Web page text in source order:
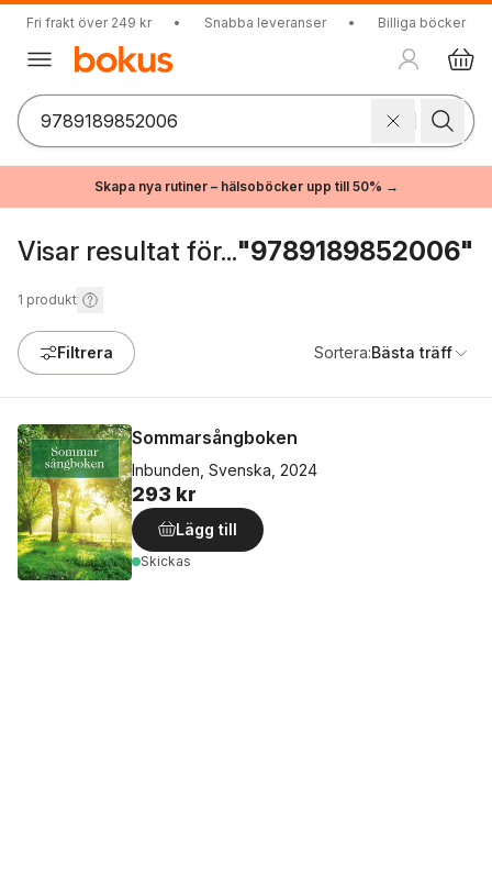
Fri frakt över 249 kr • Snabba leveranser • Billiga böcker
Skapa nya rutiner – hälsoböcker upp till 50% →
Visar resultat för..."9789189852006"
1 produkt
Filtrera Sortera:Bästa träff
Sommarsångboken
Inbunden, Svenska, 2024
293 kr
Lägg till
Skickas